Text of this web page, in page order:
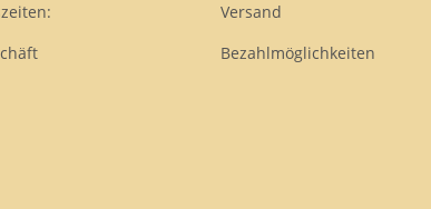
Versand
Bezahlmöglichkeiten